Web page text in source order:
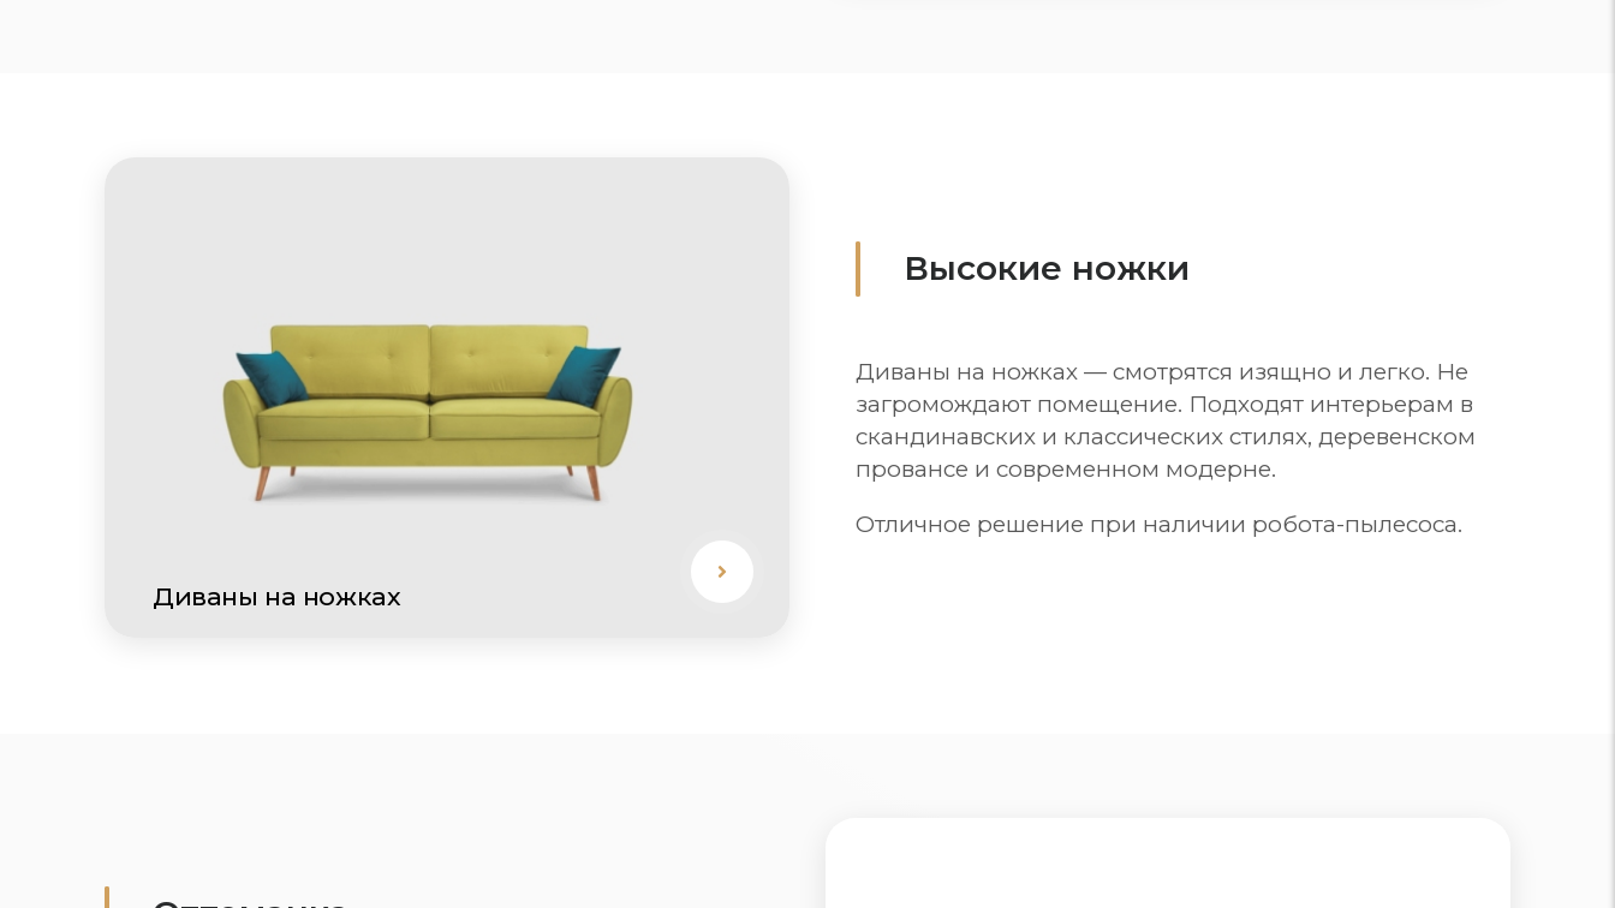
Диваны на ножках
Высокие ножки
Диваны на ножках — смотрятся изящно и легко. Не
загромождают помещение. Подходят интерьерам в
скандинавских и классических стилях, деревенском
провансе и современном модерне.
Отличное решение при наличии робота-пылесоса.